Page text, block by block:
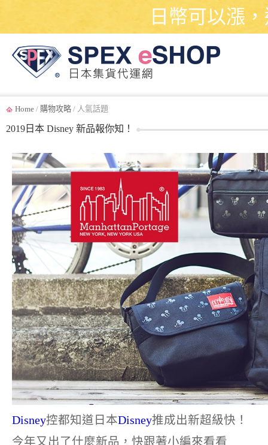
日幣可以漲
Home / 購物攻略 / 人氣話題
2019日本 Disney 新品報你知！
Disney控都知道日本Disney推成出新超級快！
今年又出了什麼新品，快跟著小編來看看